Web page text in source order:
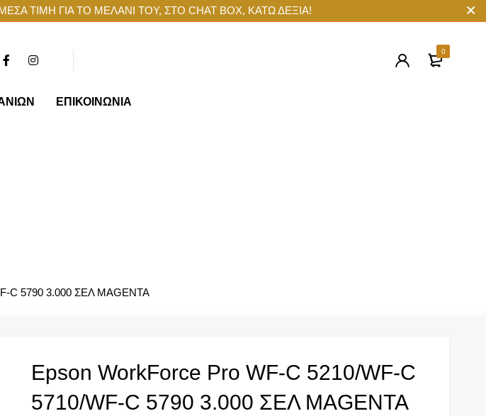
ΤΙΜΗ ΓΙΑ ΤΟ ΜΕΛΑΝΙ ΤΟΥ, ΣΤΟ CHAT BOX, ΚΑΤΩ ΔΕΞΙΑ!
0
ΕΠΙΚΟΙΝΩΝΙΑ
C 5790 3.000 ΣΕΛ MAGENTA
Epson WorkForce Pro WF-C 5210/WF-C
5710/WF-C 5790 3.000 ΣΕΛ MAGENTA